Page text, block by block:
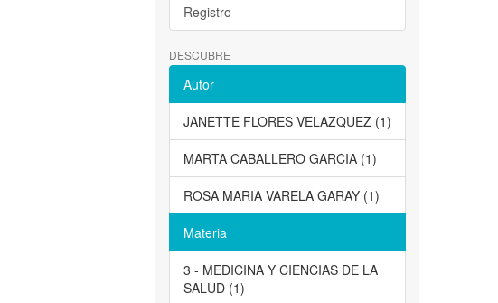
Registro
DESCUBRE
Autor
JANETTE FLORES VELAZQUEZ (1)
MARTA CABALLERO GARCIA (1)
ROSA MARIA VARELA GARAY (1)
Materia
3 - MEDICINA Y CIENCIAS DE LA
SALUD (1)